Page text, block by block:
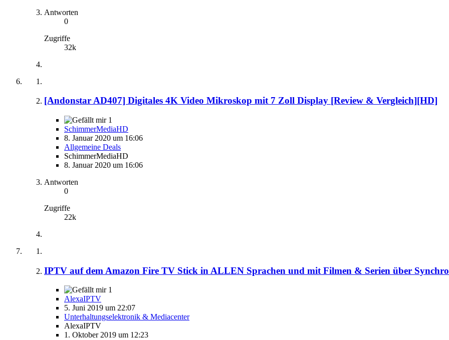
Antworten
0
Zugriffe
32k
[Andonstar AD407] Digitales 4K Video Mikroskop mit 7 Zoll Display [Review & Vergleich][HD]
1
SchimmerMediaHD
8. Januar 2020 um 16:06
Allgemeine Deals
SchimmerMediaHD
8. Januar 2020 um 16:06
Antworten
0
Zugriffe
22k
IPTV auf dem Amazon Fire TV Stick in ALLEN Sprachen und mit Filmen & Serien über
1
AlexaIPTV
5. Juni 2019 um 22:07
Unterhaltungselektronik & Mediacenter
AlexaIPTV
1. Oktober 2019 um 12:23